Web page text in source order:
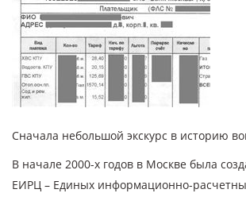
Сначала небольшой экскурс в историю
В начале 2000-х годов в Москве была
ЕИРЦ – Единых информационно-